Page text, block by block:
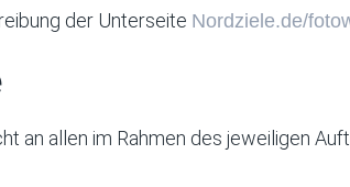
der Unterseite Nordziele.de/
an allen im Rahmen des jeweiligen